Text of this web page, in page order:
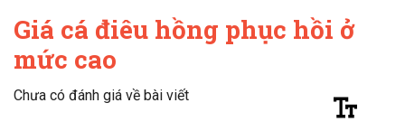
Giá cá điêu hồng phục hồi ở
mức cao
Chưa có đánh giá về bài viết